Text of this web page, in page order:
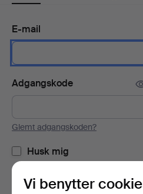
E-mail
Adgangskode
Glemt adgangskoden?
Husk mig
Log
Vi benytter